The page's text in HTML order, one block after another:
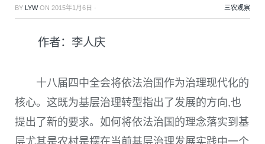
BY LYWON 2015年1月6日 · 三农观察
作者：李人庆
十八届四中全会将依法治国作为治理现代化的
核心。这既为基层治理转型指出了发展的方向,也
提出了新的要求。如何将依法治国的理念落实到基